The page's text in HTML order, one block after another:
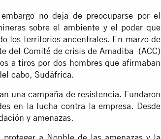
no deja de preocuparse por el
sobre el ambiente y el poder que
los territorios ancentrales. En marzo de
del Comité de crisis de Amadiba (ACC)
a tiros por dos hombres que afirmaban
cabo, Sudáfrica.
una campaña de resistencia. Fundaron
en la lucha contra la empresa. Desde
y amenazas.